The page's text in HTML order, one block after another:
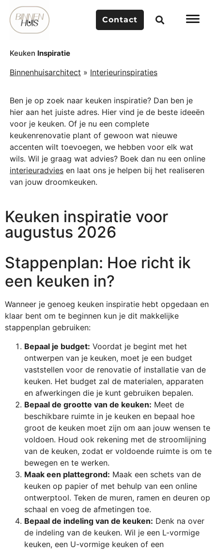
Contact
Keuken Inspiratie
Binnenhuisarchitect » Interieurinspiraties
Ben je op zoek naar keuken inspiratie? Dan ben je
hier aan het juiste adres. Hier vind je de beste ideeën
voor je keuken. Of je nu een complete
keukenrenovatie plant of gewoon wat nieuwe
accenten wilt toevoegen, we hebben voor elk wat
wils. Wil je graag wat advies? Boek dan nu een online
interieuradvies en laat ons je helpen bij het realiseren
van jouw droomkeuken.
Keuken inspiratie voor
augustus 2026
Stappenplan: Hoe richt ik
een keuken in?
Wanneer je genoeg keuken inspiratie hebt opgedaan en
klaar bent om te beginnen kun je dit makkelijke
stappenplan gebruiken:
Bepaal je budget: Voordat je begint met het
ontwerpen van je keuken, moet je een budget
vaststellen voor de renovatie of installatie van de
keuken. Het budget zal de materialen, apparaten
en afwerkingen die je kunt gebruiken bepalen.
Bepaal de grootte van de keuken: Meet de
beschikbare ruimte in je keuken en bepaal hoe
groot de keuken moet zijn om aan jouw wensen te
voldoen. Houd ook rekening met de stroomlijning
van de keuken, zodat er voldoende ruimte is om te
bewegen en te werken.
Maak een plattegrond: Maak een schets van de
keuken op papier of met behulp van een online
ontwerptool. Teken de muren, ramen en deuren op
schaal en voeg de afmetingen toe.
Bepaal de indeling van de keuken: Denk na over
de indeling van de keuken. Wil je een L-vormige
keuken, een U-vormige keuken of een